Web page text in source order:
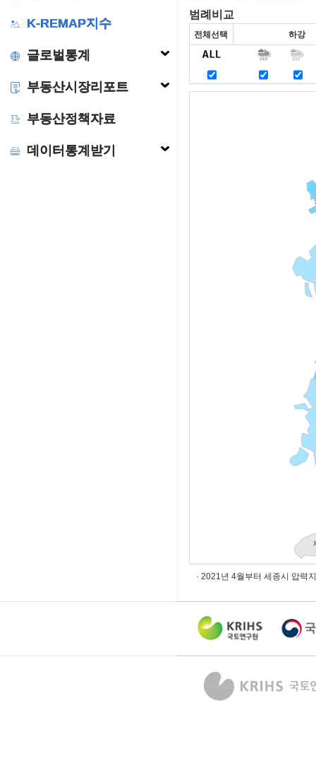
K-REMAP지수
글로벌통계
부동산시장리포트
부동산정책자료
데이터통계받기
범례비교
· 2021년 4월부터 세종시 압력